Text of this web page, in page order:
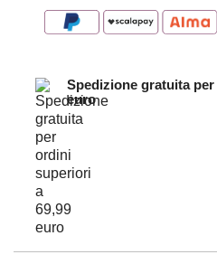
Spedizione gratuita
euro